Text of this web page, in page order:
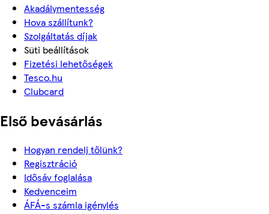
Akadálymentesség
Hova szállítunk?
Szolgáltatás díjak
Süti beállítások
Fizetési lehetőségek
Tesco.hu
Clubcard
Első bevásárlás
Hogyan rendelj tőlünk?
Regisztráció
Idősáv foglalása
Kedvenceim
ÁFÁ-s számla igénylés